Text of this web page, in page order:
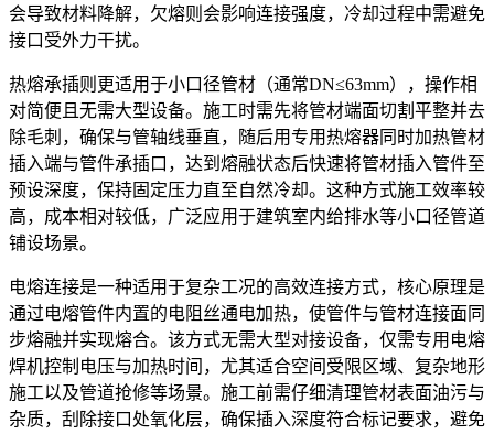
会导致材料降解，欠熔则会影响连接强度，冷却过程中需避免
接口受外力干扰。
热熔承插则更适用于小口径管材（通常DN≤63mm），操作相
对简便且无需大型设备。施工时需先将管材端面切割平整并去
除毛刺，确保与管轴线垂直，随后用专用热熔器同时加热管材
插入端与管件承插口，达到熔融状态后快速将管材插入管件至
预设深度，保持固定压力直至自然冷却。这种方式施工效率较
高，成本相对较低，广泛应用于建筑室内给排水等小口径管道
铺设场景。
电熔连接是一种适用于复杂工况的高效连接方式，核心原理是
通过电熔管件内置的电阻丝通电加热，使管件与管材连接面同
步熔融并实现熔合。该方式无需大型对接设备，仅需专用电熔
焊机控制电压与加热时间，尤其适合空间受限区域、复杂地形
施工以及管道抢修等场景。施工前需仔细清理管材表面油污与
杂质，刮除接口处氧化层，确保插入深度符合标记要求，避免